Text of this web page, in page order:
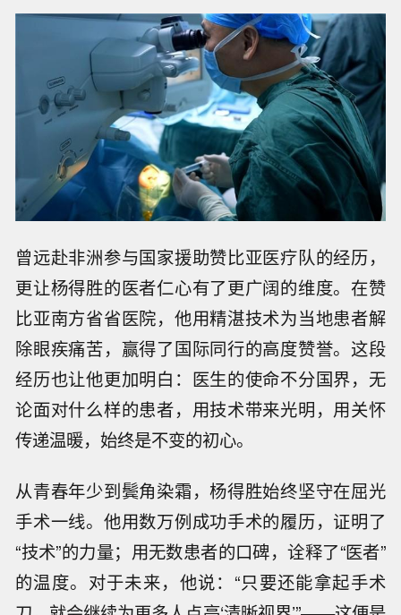
曾远赴非洲参与国家援助赞比亚医疗队的经历，
更让杨得胜的医者仁心有了更广阔的维度。在赞
比亚南方省省医院，他用精湛技术为当地患者解
除眼疾痛苦，赢得了国际同行的高度赞誉。这段
经历也让他更加明白：医生的使命不分国界，无
论面对什么样的患者，用技术带来光明，用关怀
传递温暖，始终是不变的初心。
从青春年少到鬓角染霜，杨得胜始终坚守在屈光
手术一线。他用数万例成功手术的履历，证明了
“技术”的力量；用无数患者的口碑，诠释了“医者”
的温度。对于未来，他说：“只要还能拿起手术